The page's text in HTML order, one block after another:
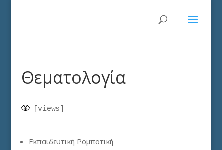
Θεματολογία
[views]
Εκπαιδευτική Ρομποτική